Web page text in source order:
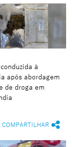
à
após abordagem
de droga em
COMPARTILHAR